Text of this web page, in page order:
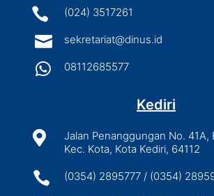
 (024) 3517261
 sekretariat@dinus.id
 08112685577
Kediri

Jalan Penanggungan No. 41A,
Kec. Kota, Kota Kediri, 64112
 (0354) 2895777 / (0354)